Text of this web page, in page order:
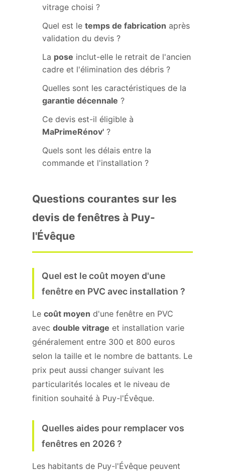
vitrage choisi ?
Quel est le temps de fabrication après
validation du devis ?
La pose inclut-elle le retrait de l'ancien
cadre et l'élimination des débris ?
Quelles sont les caractéristiques de la
garantie décennale ?
Ce devis est-il éligible à
MaPrimeRénov' ?
Quels sont les délais entre la
commande et l'installation ?
Questions courantes sur les
devis de fenêtres à Puy-
l'Évêque
Quel est le coût moyen d'une
fenêtre en PVC avec installation ?
Le coût moyen d'une fenêtre en PVC
avec double vitrage et installation varie
généralement entre 300 et 800 euros
selon la taille et le nombre de battants. Le
prix peut aussi changer suivant les
particularités locales et le niveau de
finition souhaité à Puy-l'Évêque.
Quelles aides pour remplacer vos
fenêtres en 2026 ?
Les habitants de Puy-l'Évêque peuvent